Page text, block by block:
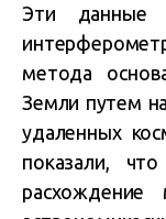
Эти данные
метода
Земли путем
удаленных
показали,